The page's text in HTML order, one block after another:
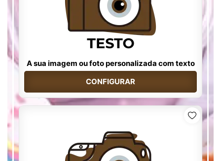
A sua imagem ou foto personalizada com texto
CONFIGURAR